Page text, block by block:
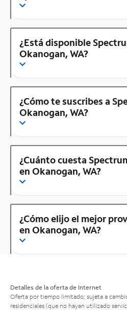
¿Está disponible
Okanogan, WA?
¿Cómo te suscribes a
Okanogan, WA?
¿Cuánto cuesta
en Okanogan, WA?
¿Cómo elijo el mejor
en Okanogan, WA?
Detalles de la oferta de Internet
Oferta por tiempo limitado; sujeta a
residenciales (que no hayan utilizado